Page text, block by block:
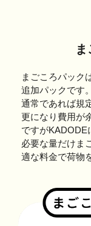
まごころパック
追加パックです。
通常であれば規
更になり費用が
ですがKADODE
必要な量だけま
適な料金で荷物